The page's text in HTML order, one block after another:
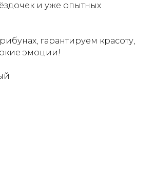
и уже опытных
гарантируем красоту,
эмоции!